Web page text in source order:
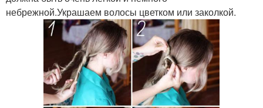
небрежной.Украшаем волосы цветком или заколкой.